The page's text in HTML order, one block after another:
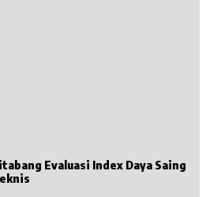
Evaluasi Index Daya Saing